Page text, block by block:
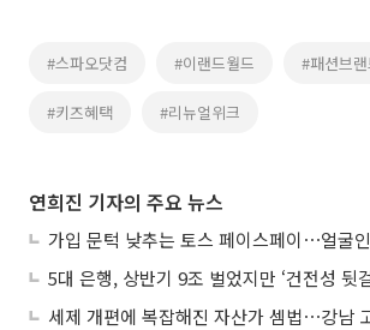
#스파오닷컴 #이랜드월드 #패션브
#키즈혜택 #리뉴얼위크
연희진 기자의 주요 뉴스